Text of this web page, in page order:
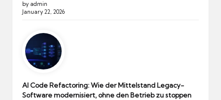
by admin
January 22, 2026
AI Code Refactoring: Wie der Mittelstand Legacy-
Software modernisiert, ohne den Betrieb zu stoppen